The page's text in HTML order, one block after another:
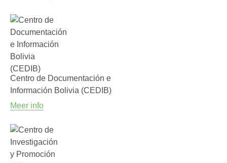
Centro de Documentación e
Información Bolivia (CEDIB)
Meer info